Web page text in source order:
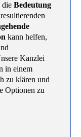
die Bedeutung
kann helfen,
Kanzlei
in einem
zu klären und
Optionen zu